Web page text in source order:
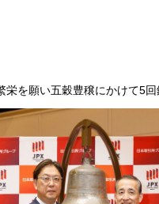
栄を願い五穀豊穣にかけて5回